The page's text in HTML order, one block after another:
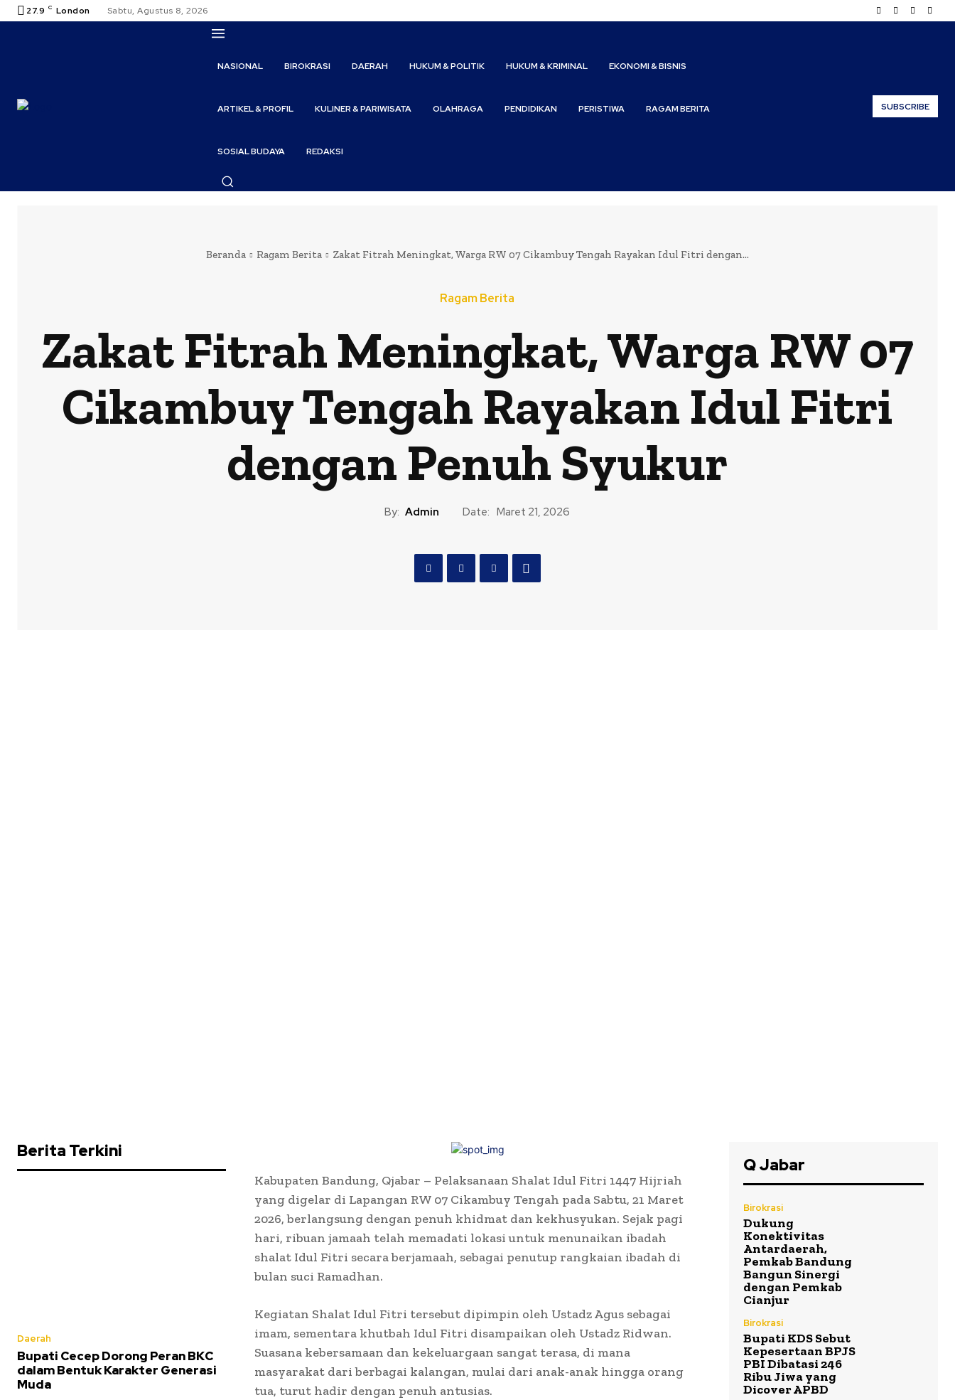
27.9 C London Sabtu, Agustus 8, 2026
NASIONAL BIROKRASI DAERAH HUKUM & POLITIK HUKUM & KRIMINAL EKONOMI & BISNIS
ARTIKEL & PROFIL KULINER & PARIWISATA OLAHRAGA PENDIDIKAN PERISTIWA RAGAM BERITA
SOSIAL BUDAYA REDAKSI
SUBSCRIBE
Beranda Ragam Berita Zakat Fitrah Meningkat, Warga RW 07 Cikambuy Tengah Rayakan Idul Fitri dengan...
Ragam Berita
Zakat Fitrah Meningkat, Warga RW 07
Cikambuy Tengah Rayakan Idul Fitri
dengan Penuh Syukur
By: Admin Date: Maret 21, 2026
Berita Terkini
Daerah
Bupati Cecep Dorong Peran BKC
dalam Bentuk Karakter Generasi
Muda
Kabupaten Bandung, Qjabar – Pelaksanaan Shalat Idul Fitri 1447 Hijriah
yang digelar di Lapangan RW 07 Cikambuy Tengah pada Sabtu, 21 Maret
2026, berlangsung dengan penuh khidmat dan kekhusyukan. Sejak pagi
hari, ribuan jamaah telah memadati lokasi untuk menunaikan ibadah
shalat Idul Fitri secara berjamaah, sebagai penutup rangkaian ibadah di
bulan suci Ramadhan.
Kegiatan Shalat Idul Fitri tersebut dipimpin oleh Ustadz Agus sebagai
imam, sementara khutbah Idul Fitri disampaikan oleh Ustadz Ridwan.
Suasana kebersamaan dan kekeluargaan sangat terasa, di mana
masyarakat dari berbagai kalangan, mulai dari anak-anak hingga orang
tua, turut hadir dengan penuh antusias.
Q Jabar
Birokrasi
Dukung
Konektivitas
Antardaerah,
Pemkab Bandung
Bangun Sinergi
dengan Pemkab
Cianjur
Birokrasi
Bupati KDS Sebut
Kepesertaan BPJS
PBI Dibatasi 246
Ribu Jiwa yang
Dicover APBD